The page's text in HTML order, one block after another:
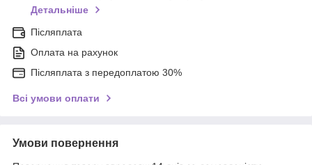
Детальніше
Післяплата
Оплата на рахунок
Післяплата з передоплатою 30%
Всі умови оплати
Умови повернення